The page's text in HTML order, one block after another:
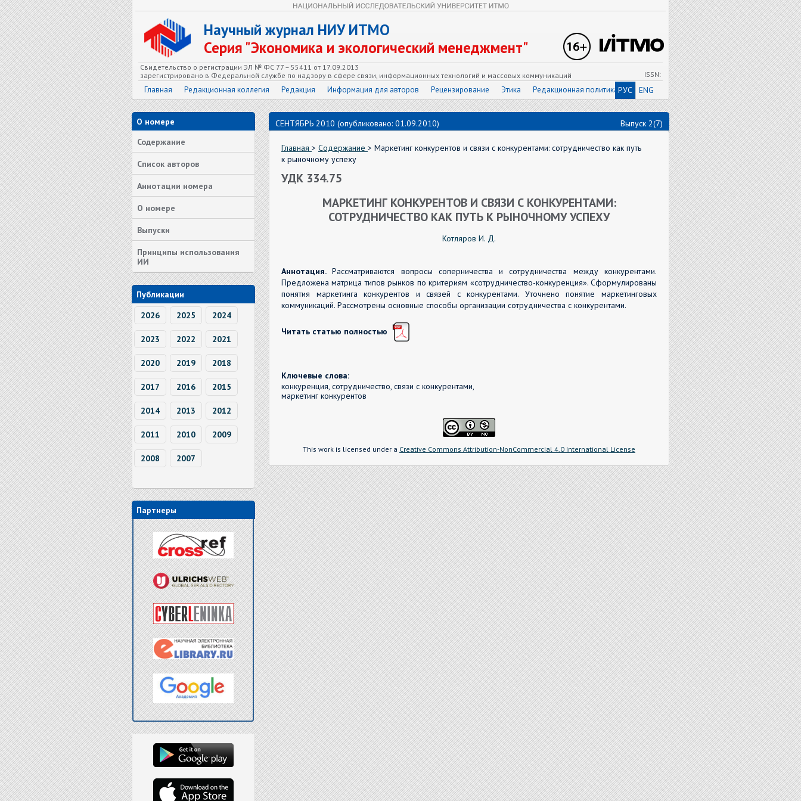
Научный журнал НИУ ИТМО
Серия "Экономика и экологический менеджмент"
Свидетельство о регистрации ЭЛ № ФС 77 – 55411 от 17.09.2013
зарегистрировано в Федеральной службе по надзору в сфере связи, информационных технологий и массовых коммуникаций
ISSN:
Главная Редакционная коллегия Редакция Информация для авторов Рецензирование Этика Редакционная политика РУС ENG
О номере
Содержание
Список авторов
Аннотации номера
О номере
Выпуски
Принципы использования
ИИ
Публикации
2026
2025 2024
2023 2022 2021
2020 2019 2018
2017 2016 2015
2014 2013 2012
2011 2010 2009
2008 2007
Партнеры
СЕНТЯБРЬ 2010 (опубликовано: 01.09.2010) Выпуск 2(7)
Главная > Содержание > Маркетинг конкурентов и связи с конкурентами: сотрудничество как путь
к рыночному успеху
УДК 334.75
МАРКЕТИНГ КОНКУРЕНТОВ И СВЯЗИ С КОНКУРЕНТАМИ:
СОТРУДНИЧЕСТВО КАК ПУТЬ К РЫНОЧНОМУ УСПЕХУ
Котляров И. Д.
Аннотация.Рассматриваются вопросы соперничества и сотрудничества между конкурентами.
Предложена матрица типов рынков по критериям «сотрудничество-конкуренция». Сформулированы
понятия маркетинга конкурентов и связей с конкурентами. Уточнено понятие маркетинговых
коммуникаций. Рассмотрены основные способы организации сотрудничества с конкурентами.
Читать статью полностью
Ключевые слова:
конкуренция, сотрудничество, связи с конкурентами,
маркетинг конкурентов
This work is licensed under a Creative Commons Attribution-NonCommercial 4.0 International License